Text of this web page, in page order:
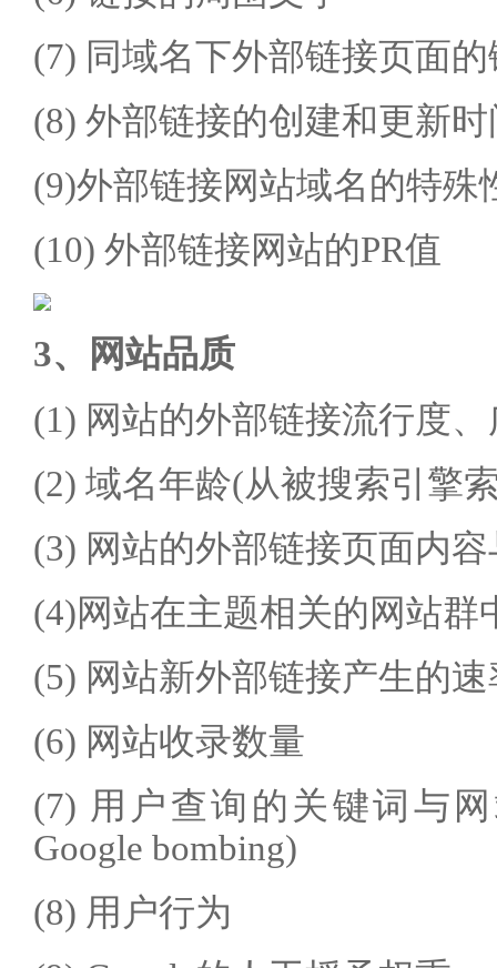
(7) 同域名下外部链接页面
(8) 外部链接的创建和更新时
(9)外部链接网站域名的特殊
(10) 外部链接网站的PR值
3、网站品质
(1) 网站的外部链接流行度
(2) 域名年龄(从被搜索引擎
(3) 网站的外部链接页面内
(4)网站在主题相关的网站群
(5) 网站新外部链接产生的速
(6) 网站收录数量
(7) 用户查询的关键词与
Google bombing)
(8) 用户行为